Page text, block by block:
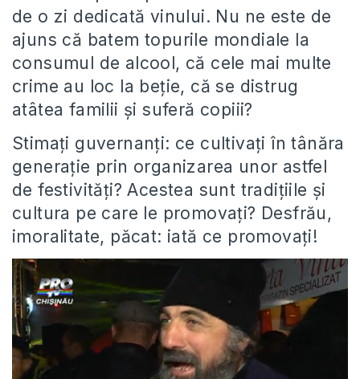
de o zi dedicată vinului. Nu ne este de
ajuns că batem topurile mondiale la
consumul de alcool, că cele mai multe
crime au loc la beție, că se distrug
atâtea familii și suferă copiii?
Stimați guvernanți: ce cultivați în tânăra
generație prin organizarea unor astfel
de festivități? Acestea sunt tradițiile și
cultura pe care le promovați? Desfrău,
imoralitate, păcat: iată ce promovați!